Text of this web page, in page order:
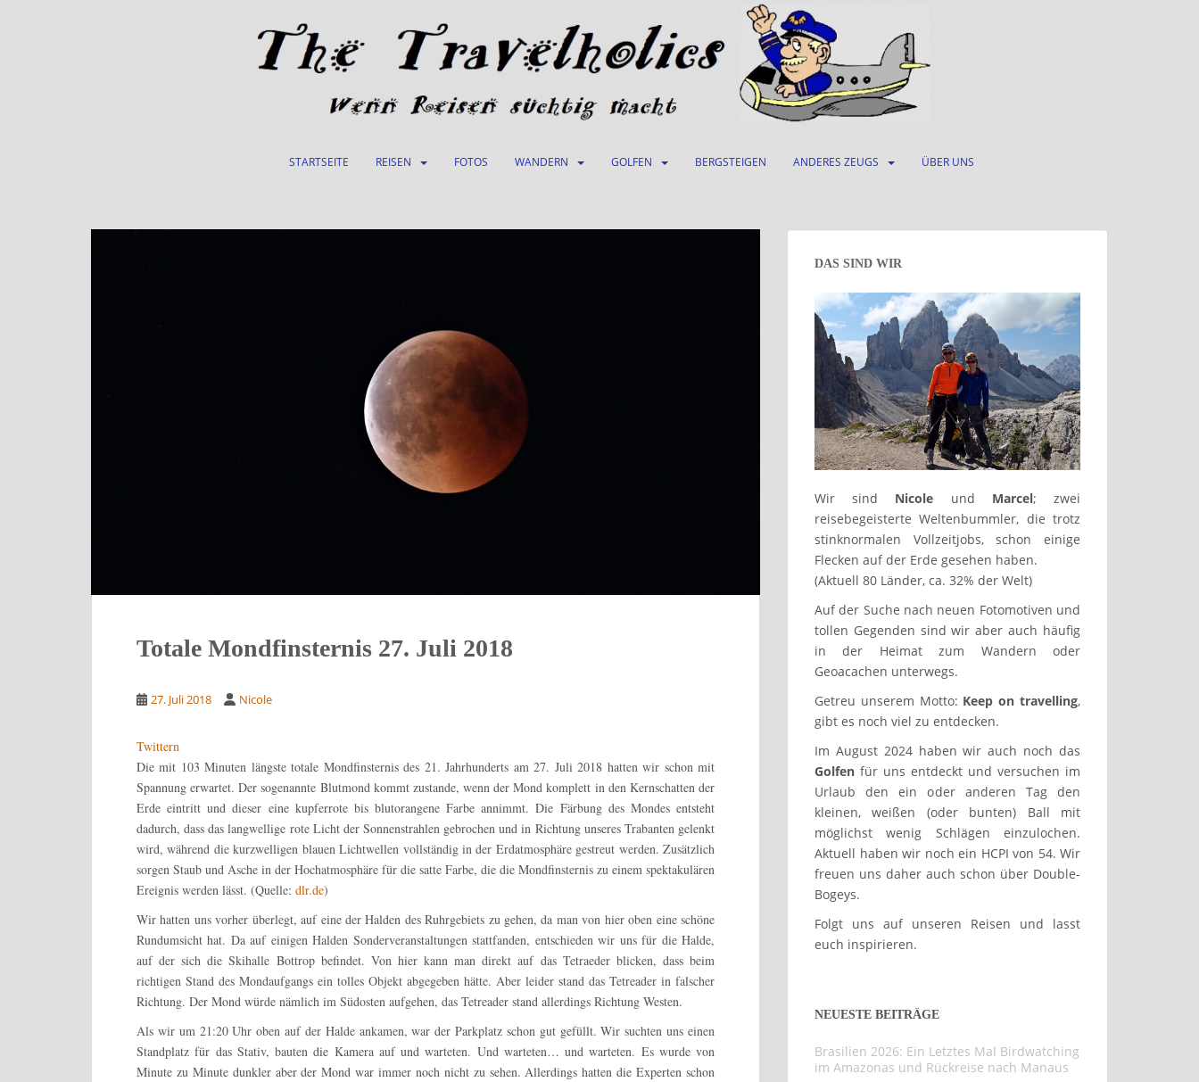
STARTSEITE REISEN FOTOS WANDERN GOLFEN BERGSTEIGEN ANDERES ZEUGS ÜBER UNS
Totale Mondfinsternis 27. Juli 2018
27. Juli 2018 Nicole
Twittern
Die mit 103 Minuten längste totale Mondfinsternis des 21. Jahrhunderts am 27. Juli 2018 hatten wir schon mit
Spannung erwartet. Der sogenannte Blutmond kommt zustande, wenn der Mond komplett in den Kernschatten der
Erde eintritt und dieser eine kupferrote bis blutorangene Farbe annimmt. Die Färbung des Mondes entsteht
dadurch, dass das langwellige rote Licht der Sonnenstrahlen gebrochen und in Richtung unseres Trabanten gelenkt
wird, während die kurzwelligen blauen Lichtwellen vollständig in der Erdatmosphäre gestreut werden. Zusätzlich
sorgen Staub und Asche in der Hochatmosphäre für die satte Farbe, die die Mondfinsternis zu einem spektakulären
Ereignis werden lässt. (Quelle: dlr.de)
Wir hatten uns vorher überlegt, auf eine der Halden des Ruhrgebiets zu gehen, da man von hier oben eine schöne
Rundumsicht hat. Da auf einigen Halden Sonderveranstaltungen stattfanden, entschieden wir uns für die Halde,
auf der sich die Skihalle Bottrop befindet. Von hier kann man direkt auf das Tetraeder blicken, dass beim
richtigen Stand des Mondaufgangs ein tolles Objekt abgegeben hätte. Aber leider stand das Tetreader in falscher
Richtung. Der Mond würde nämlich im Südosten aufgehen, das Tetreader stand allerdings Richtung Westen.
Als wir um 21:20 Uhr oben auf der Halde ankamen, war der Parkplatz schon gut gefüllt. Wir suchten uns einen
Standplatz für das Stativ, bauten die Kamera auf und warteten. Und warteten… und warteten. Es wurde von
Minute zu Minute dunkler aber der Mond war immer noch nicht zu sehen. Allerdings hatten die Experten schon
DAS SIND WIR
Wir sind Nicole und Marcel; zwei
reisebegeisterte Weltenbummler, die trotz
stinknormalen Vollzeitjobs, schon einige
Flecken auf der Erde gesehen haben.
(Aktuell 80 Länder, ca. 32% der Welt)
Auf der Suche nach neuen Fotomotiven und
tollen Gegenden sind wir aber auch häufig
in der Heimat zum Wandern oder
Geoacachen unterwegs.
Getreu unserem Motto: Keep on travelling,
gibt es noch viel zu entdecken.
Im August 2024 haben wir auch noch das
Golfen für uns entdeckt und versuchen im
Urlaub den ein oder anderen Tag den
kleinen, weißen (oder bunten) Ball mit
möglichst wenig Schlägen einzulochen.
Aktuell haben wir noch ein HCPI von 54. Wir
freuen uns daher auch schon über Double-
Bogeys.
Folgt uns auf unseren Reisen und lasst
euch inspirieren.
NEUESTE BEITRÄGE
Brasilien 2026: Ein Letztes Mal Birdwatching
im Amazonas und Rückreise nach Manaus